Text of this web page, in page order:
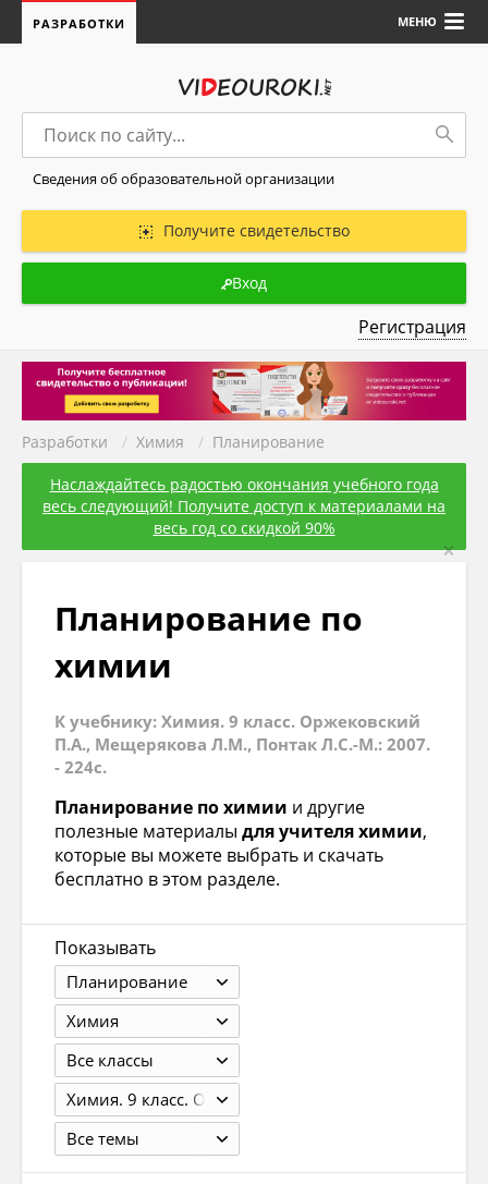
МЕНЮ
РАЗРАБОТКИ
Сведения об образовательной организации
Получите свидетельство
Вход
Регистрация
Разработки / Химия / Планирование
Наслаждайтесь радостью окончания учебного года
весь следующий! Получите доступ к материалами на
весь год со скидкой 90%
×
Планирование по
химии
К учебнику: Химия. 9 класс. Оржековский
П.А., Мещерякова Л.М., Понтак Л.С.-М.: 2007.
- 224с.
Планирование по химии и другие
полезные материалы для учителя химии,
которые вы можете выбрать и скачать
бесплатно в этом разделе.
Показывать
Планирование
Химия
Все классы
Химия. 9 класс. Оржековский П.А., Мещерякова Л.М., Понтак Л.С.-М.: 2007. - 224с.
Все темы